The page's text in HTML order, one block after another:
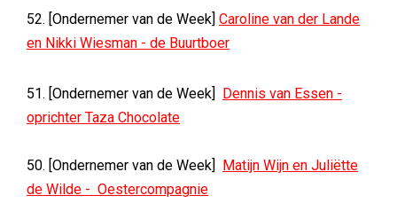
52. [Ondernemer van de Week] Caroline van der Lande
en Nikki Wiesman - de Buurtboer
51. [Ondernemer van de Week] Dennis van Essen -
oprichter Taza Chocolate
50. [Ondernemer van de Week] Matijn Wijn en Juliëtte
de Wilde - Oestercompagnie